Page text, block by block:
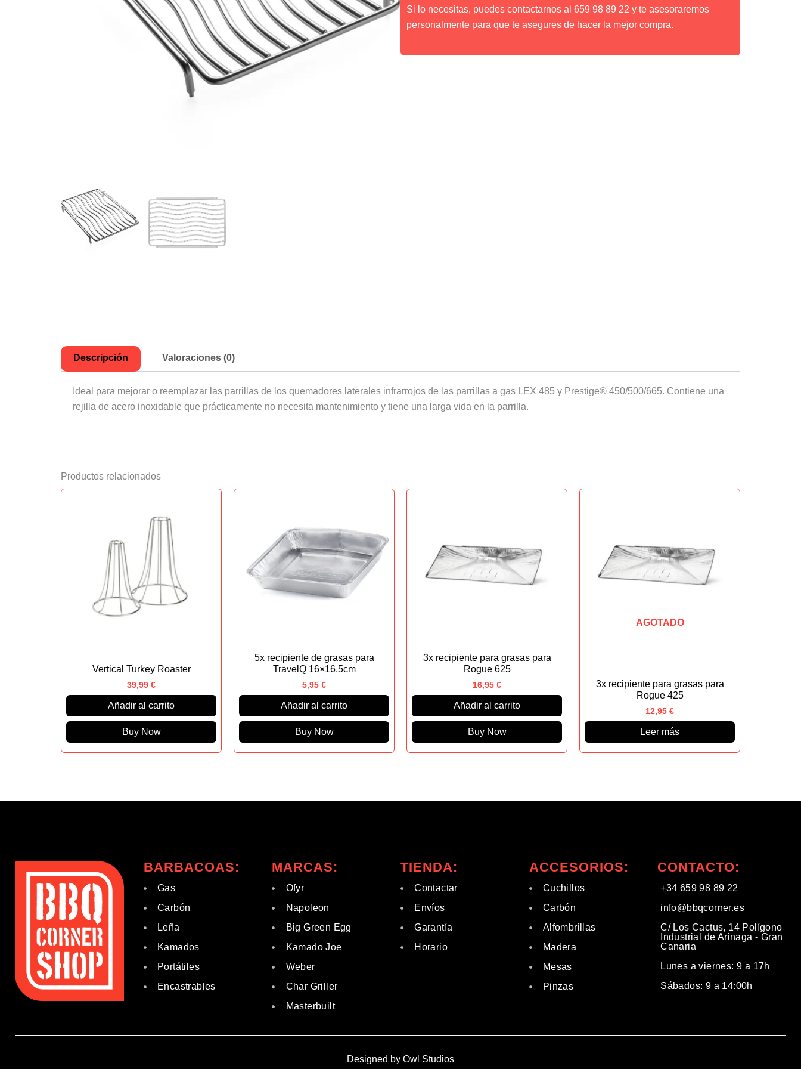
Si lo necesitas, puedes contactarnos al 659 98 89 22 y te asesoraremos
personalmente para que te asegures de hacer la mejor compra.
Descripción Valoraciones (0)
Ideal para mejorar o reemplazar las parrillas de los quemadores laterales infrarrojos de las parrillas a gas LEX 485 y Prestige® 450/500/665. Contiene una
rejilla de acero inoxidable que prácticamente no necesita mantenimiento y tiene una larga vida en la parrilla.
Productos relacionados
Vertical Turkey Roaster
39,99 €
Añadir al carrito
Buy Now
5x recipiente de grasas para
TravelQ 16×16.5cm
5,95 €
Añadir al carrito
Buy Now
3x recipiente para grasas para
Rogue 625
16,95 €
Añadir al carrito
Buy Now
AGOTADO
3x recipiente para grasas para
Rogue 425
12,95 €
Leer más
BARBACOAS:
Gas
Carbón
Leña
Kamados
Portátiles
Encastrables
MARCAS:
Ofyr
Napoleon
Big Green Egg
Kamado Joe
Weber
Char Griller
Masterbuilt
TIENDA:
Contactar
Envíos
Garantía
Horario
ACCESORIOS:
Cuchillos
Carbón
Alfombrillas
Madera
Mesas
Pinzas
CONTACTO:
+34 659 98 89 22
info@bbqcorner.es​
C/ Los Cactus, 14 Polígono
Industrial de Arinaga - Gran
Canaria
Lunes a viernes: 9 a 17h
Sábados: 9 a 14:00h
Designed by Owl Studios